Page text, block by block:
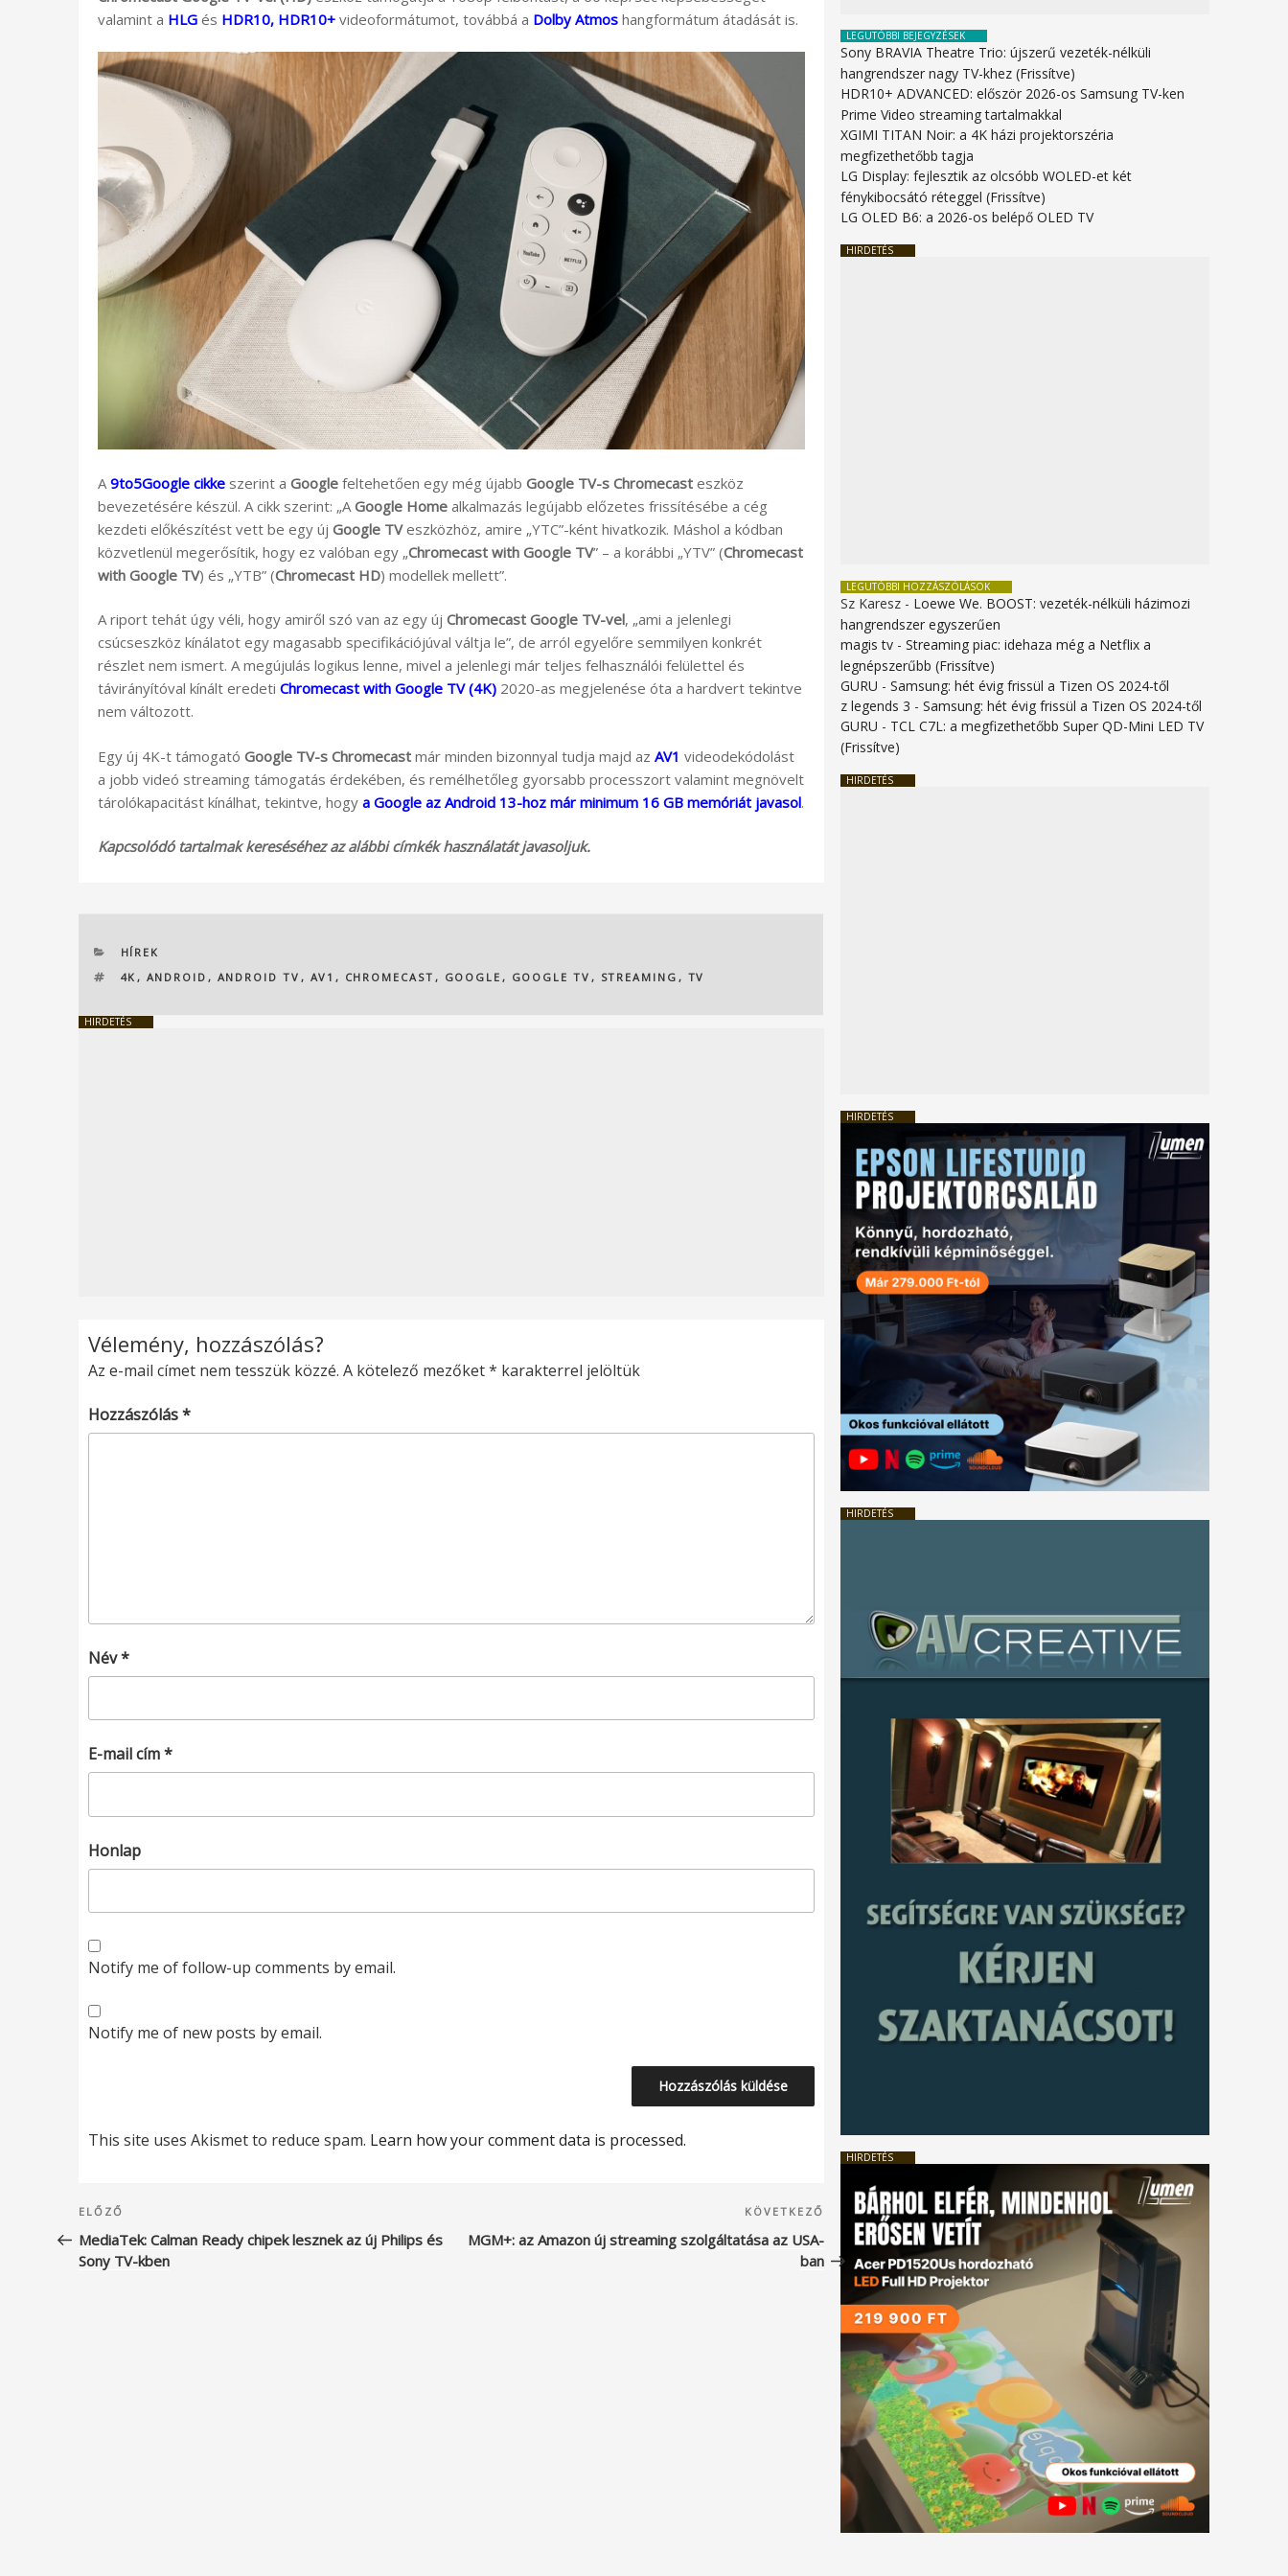
valamint a HLG és HDR10, HDR10+ videoformátumot, továbbá a Dolby Atmos hangformátum átadását is.
A 9to5Google cikke szerint a Google feltehetően egy még újabb Google TV-s Chromecast eszköz
bevezetésére készül. A cikk szerint: „A Google Home alkalmazás legújabb előzetes frissítésébe a cég
kezdeti előkészítést vett be egy új Google TVeszközhöz, amire „YTC”-ként hivatkozik. Máshol a kódban
közvetlenül megerősítik, hogy ez valóban egy „Chromecast with Google TV” – a korábbi „YTV” (Chromecast
with Google TV) és „YTB” (Chromecast HD) modellek mellett”.
A riport tehát úgy véli, hogy amiről szó van az egy új Chromecast Google TV-vel, „ami a jelenlegi
csúcseszköz kínálatot egy magasabb specifikációjúval váltja le”, de arról egyelőre semmilyen konkrét
részlet nem ismert. A megújulás logikus lenne, mivel a jelenlegi már teljes felhasználói felülettel és
távirányítóval kínált eredeti Chromecast with Google TV (4K) 2020-as megjelenése óta a hardvert tekintve
nem változott.
Egy új 4K-t támogató Google TV-s Chromecast már minden bizonnyal tudja majd az AV1 videodekódolást
a jobb videó streaming támogatás érdekében, és remélhetőleg gyorsabb processzort valamint megnövelt
tárolókapacitást kínálhat, tekintve, hogy a Google az Android 13-hoz már minimum 16 GB memóriát javasol.
Kapcsolódó tartalmak kereséséhez az alábbi címkék használatát javasoljuk.
KATEGÓRIÁK
HÍREK
CÍMKÉK
4K , ANDROID , ANDROID TV , AV1 , CHROMECAST , GOOGLE , GOOGLE TV , STREAMING , TV
HIRDETÉS
Vélemény, hozzászólás?
Az e-mail címet nem tesszük közzé. A kötelező mezőket* karakterrel jelöltük
Hozzászólás*
Név*
E-mail cím*
Honlap
Notify me of follow-up comments by email.
Notify me of new posts by email.
This site uses Akismet to reduce spam. Learn how your comment data is processed.
Bejegyzés
navigáció
Korábbi
bejegyzés
ELŐZŐ
MediaTek: Calman Ready chipek lesznek az új Philips és
Sony TV-kben
Következő
bejegyzés
KÖVETKEZŐ
MGM+: az Amazon új streaming szolgáltatása az USA-
ban
LEGUTÓBBI BEJEGYZÉSEK
Sony BRAVIA Theatre Trio: újszerű vezeték-nélküli
hangrendszer nagy TV-khez (Frissítve)
HDR10+ ADVANCED: először 2026-os Samsung TV-ken
Prime Video streaming tartalmakkal
XGIMI TITAN Noir: a 4K házi projektorszéria
megfizethetőbb tagja
LG Display: fejlesztik az olcsóbb WOLED-et két
fénykibocsátó réteggel (Frissítve)
LG OLED B6: a 2026-os belépő OLED TV
HIRDETÉS
LEGUTÓBBI HOZZÁSZÓLÁSOK
Sz Karesz - Loewe We. BOOST: vezeték-nélküli házimozi
hangrendszer egyszerűen
magis tv -Streaming piac: idehaza még a Netflix a
legnépszerűbb (Frissítve)
GURU -Samsung: hét évig frissül a Tizen OS 2024-től
z legends 3 -Samsung: hét évig frissül a Tizen OS 2024-től
GURU - TCL C7L: a megfizethetőbb Super QD-Mini LED TV
(Frissítve)
HIRDETÉS
HIRDETÉS
HIRDETÉS
HIRDETÉS